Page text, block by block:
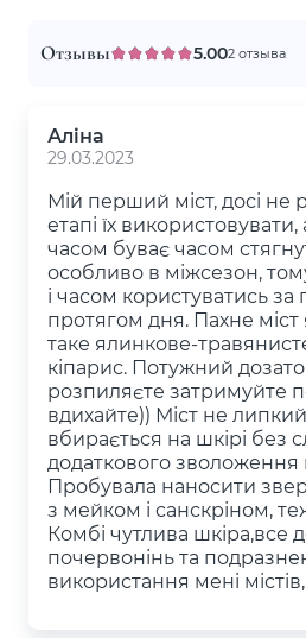
Отзывы 5.002 отзыва
Аліна
29.03.2023
Мій перший міст, досі не
етапі їх
часом буває часом
особливо в міжсезон,
і часом користуватись за
протягом дня. Пахне міст
таке ялинкове-
кіпарис. Потужний
розпиляєте затримуйте
вдихайте)) Міст не
вбирається на шкірі без
додаткового зволоження
Пробувала наносити
з мейком і санскріном,
Комбі чутлива шкіра,все
почервонінь та
використання мені